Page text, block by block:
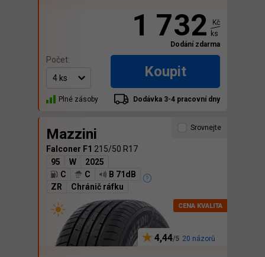
1 732
Kč
ks
Dodání zdarma
Počet:
Koupit
Plné zásoby Dodávka 3-4 pracovní dny
Mazzini
Falconer F1 215/50 R17
95
W
2025
C
C
B 71dB
ZR
Chránič ráfku
4,44 20 názorů
Srovnejte